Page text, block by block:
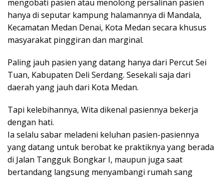
mengobati pasien atau menolong persalinan pasien
hanya di seputar kampung halamannya di Mandala,
Kecamatan Medan Denai, Kota Medan secara khusus
masyarakat pinggiran dan marginal.
Paling jauh pasien yang datang hanya dari Percut Sei
Tuan, Kabupaten Deli Serdang. Sesekali saja dari
daerah yang jauh dari Kota Medan.
Tapi kelebihannya, Wita dikenal pasiennya bekerja
dengan hati.
Ia selalu sabar meladeni keluhan pasien-pasiennya
yang datang untuk berobat ke praktiknya yang berada
di Jalan Tangguk Bongkar I, maupun juga saat
bertandang langsung menyambangi rumah sang